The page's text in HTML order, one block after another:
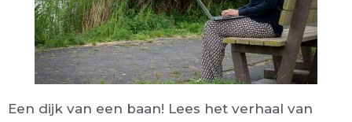
Een dijk van een baan! Lees het verhaal van